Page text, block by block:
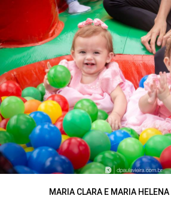
MARIA CLARA E MARIA